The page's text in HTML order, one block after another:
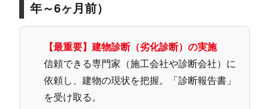
年～6ヶ月前）
【最重要】建物診断（劣化診断）の実施
信頼できる専門家（施工会社や診断会社）に
依頼し、建物の現状を把握。「診断報告書」
を受け取る。